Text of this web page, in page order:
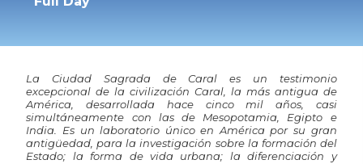
La Ciudad Sagrada de Caral es un testimonio
excepcional de la civilización Caral, la más antigua de
América, desarrollada hace cinco mil años, casi
simultáneamente con las de Mesopotamia, Egipto e
India. Es un laboratorio único en América por su gran
antigüedad, para la investigación sobre la formación del
Estado; la forma de vida urbana; la diferenciación y